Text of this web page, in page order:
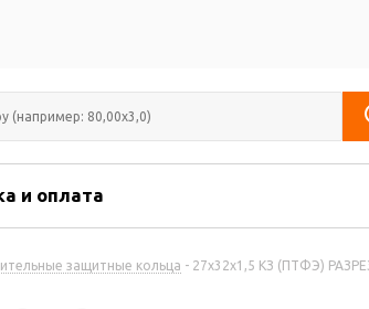
и оплата
защитные кольца - 27х32х1,5 КЗ (ПТФЭ)